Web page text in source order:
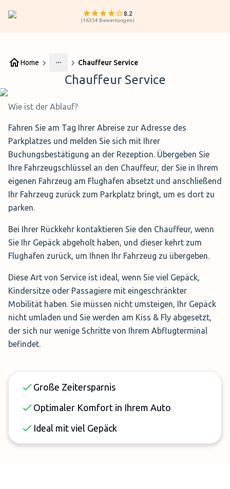
8.2
(16354 Bewertungen)
Home
More
Chauffeur Service
Chauffeur Service
Wie ist der Ablauf?
Fahren Sie am Tag Ihrer Abreise zur Adresse des
Parkplatzes und melden Sie sich mit Ihrer
Buchungsbestätigung an der Rezeption. Übergeben Sie
Ihre Fahrzeugschlüssel an den Chauffeur, der Sie in Ihrem
eigenen Fahrzeug am Flughafen absetzt und anschließend
Ihr Fahrzeug zurück zum Parkplatz bringt, um es dort zu
parken.
Bei Ihrer Rückkehr kontaktieren Sie den Chauffeur, wenn
Sie Ihr Gepäck abgeholt haben, und dieser kehrt zum
Flughafen zurück, um Ihnen Ihr Fahrzeug zu übergeben.
Diese Art von Service ist ideal, wenn Sie viel Gepäck,
Kindersitze oder Passagiere mit eingeschränkter
Mobilität haben. Sie müssen nicht umsteigen, Ihr Gepäck
nicht umladen und Sie werden am Kiss & Fly abgesetzt,
der sich nur wenige Schritte von Ihrem Abflugterminal
befindet.
Große Zeitersparnis
Optimaler Komfort in Ihrem Auto
Ideal mit viel Gepäck